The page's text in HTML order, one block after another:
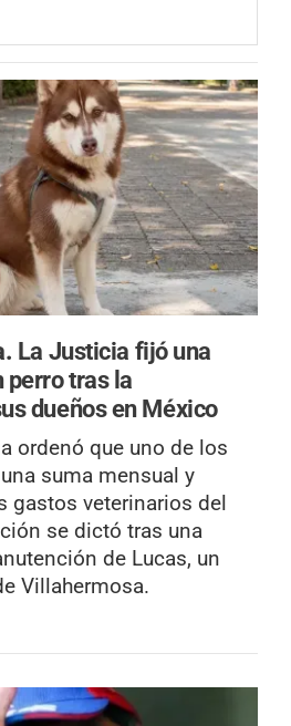
La Justicia fijó una
perro tras la
dueños en México
ordenó que uno de los
suma mensual y
gastos veterinarios del
se dictó tras una
de Lucas, un
Villahermosa.